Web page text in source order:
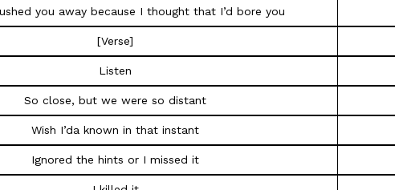
you away because I thought that I’d bore you
[Verse]
Listen
So close, but we were so distant
Wish I’da known in that instant
Ignored the hints or I missed it